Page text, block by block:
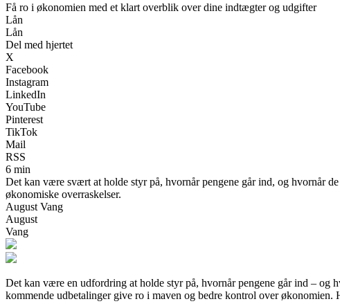
Få ro i økonomien med et klart overblik over dine indtægter og udgifter
Lån
Lån
Del med hjertet
X
Facebook
Instagram
LinkedIn
YouTube
Pinterest
TikTok
Mail
RSS
6 min
Det kan være svært at holde styr på, hvornår pengene går ind, og hvornår
økonomiske overraskelser.
August Vang
August
Vang
Det kan være en udfordring at holde styr på, hvornår pengene går ind – og
kommende udbetalinger give ro i maven og bedre kontrol over